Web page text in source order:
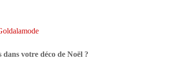
dans votre déco de Noël ?